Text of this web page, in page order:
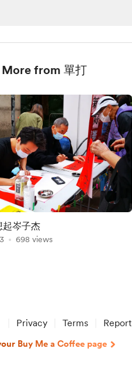
More from 單打
起岑子杰
698 views
Privacy Terms Report
Buy Me a Coffee page